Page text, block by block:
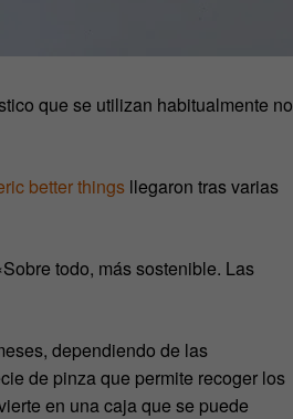
que se utilizan habitualmente no
better things llegaron tras varias
todo, más sostenible. Las
dependiendo de las
de pinza que permite recoger los
en una caja que se puede